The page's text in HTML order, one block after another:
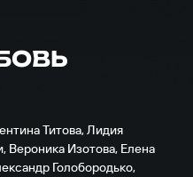
Титова,Лидия
, Вероника Изотова, Елена
Голобородько,